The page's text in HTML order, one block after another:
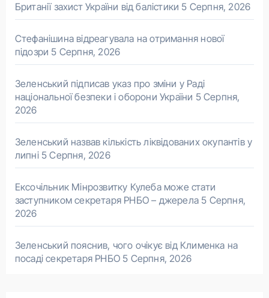
Британії захист України від балістики 5 Серпня, 2026
Стефанішина відреагувала на отримання нової
підозри 5 Серпня, 2026
Зеленський підписав указ про зміни у Раді
національної безпеки і оборони України 5 Серпня,
2026
Зеленський назвав кількість ліквідованих окупантів у
липні 5 Серпня, 2026
Ексочільник Мінрозвитку Кулеба може стати
заступником секретаря РНБО – джерела 5 Серпня,
2026
Зеленський пояснив, чого очікує від Клименка на
посаді секретаря РНБО 5 Серпня, 2026